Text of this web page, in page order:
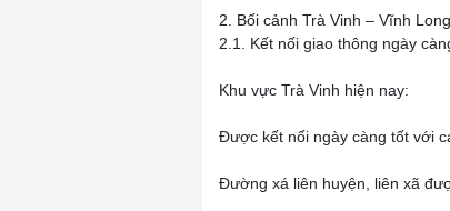
2. Bối cảnh Trà Vinh – Vĩnh
2.1. Kết nối giao thông ngày
Khu vực Trà Vinh hiện nay:
Được kết nối ngày càng tốt với
Đường xá liên huyện, liên xã